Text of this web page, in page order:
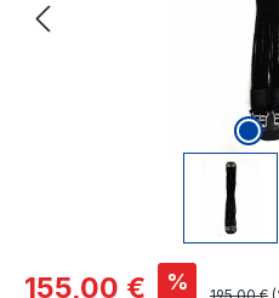
Verkaufspreis:
155,00 € %